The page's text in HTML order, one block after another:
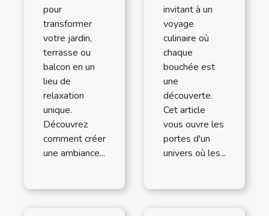
pour
transformer
votre jardin,
terrasse ou
balcon en un
lieu de
relaxation
unique.
Découvrez
comment créer
une ambiance...
invitant à un
voyage
culinaire où
chaque
bouchée est
une
découverte.
Cet article
vous ouvre les
portes d'un
univers où les...